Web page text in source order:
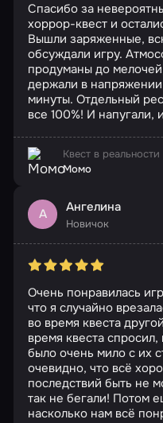
Спасибо за
хоррор-квест и
Вышли заряженные,
обсуждали игру.
продуманы до
держали в
минуты. Отдельный
все 100%! И напугали,
Квест в реальности
Момо
А Ангелина
Новичок
Очень понравилась
что я случайно
во время квеста
время квеста
было очень мило с их
очевидно, что всё
последствий быть не
так не бегали! Потом
насколько нам всё